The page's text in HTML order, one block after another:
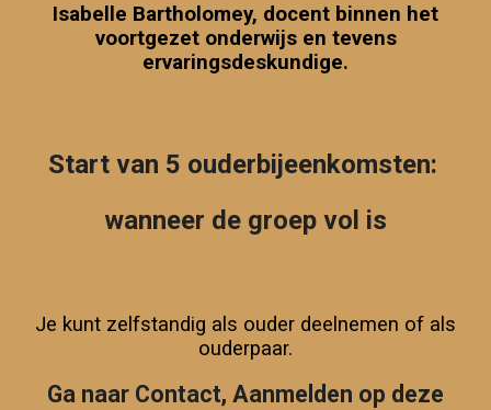
Isabelle Bartholomey, docent binnen het
voortgezet onderwijs en tevens
ervaringsdeskundige.
Start van 5 ouderbijeenkomsten:
wanneer de groep vol is
Je kunt zelfstandig als ouder deelnemen of als
ouderpaar.
Ga naar Contact, Aanmelden op deze